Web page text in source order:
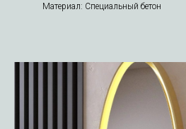
Материал: Специальный бетон